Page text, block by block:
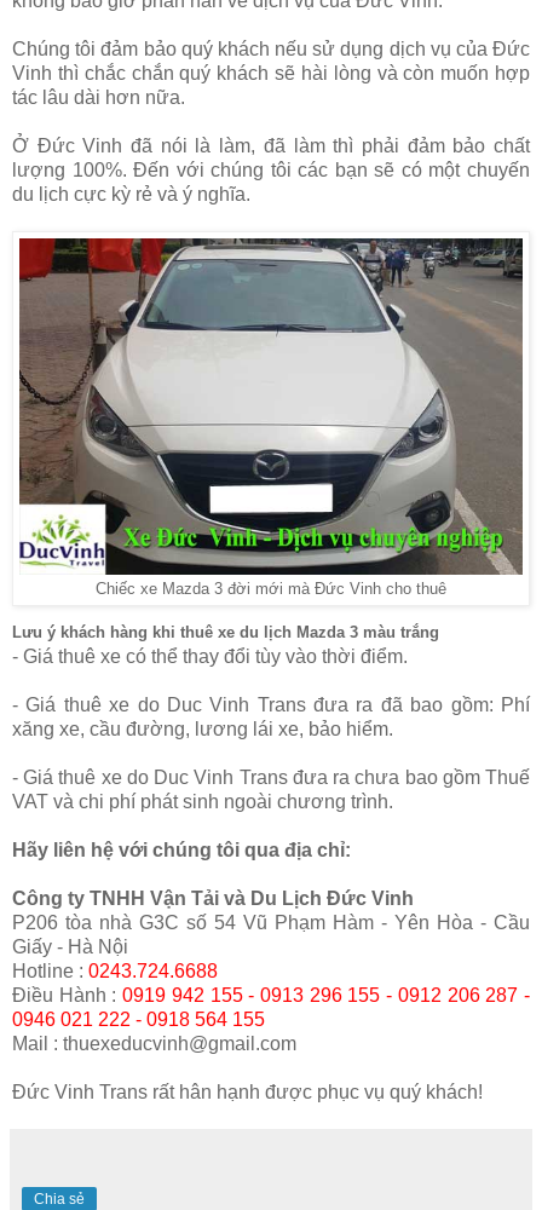
Chúng tôi đảm bảo quý khách nếu sử dụng dịch vụ của Đức
Vinh thì chắc chắn quý khách sẽ hài lòng và còn muốn hợp
tác lâu dài hơn nữa.
Ở Đức Vinh đã nói là làm, đã làm thì phải đảm bảo chất
lượng 100%. Đến với chúng tôi các bạn sẽ có một chuyến
du lịch cực kỳ rẻ và ý nghĩa.
Chiếc xe Mazda 3 đời mới mà Đức Vinh cho thuê
Lưu ý khách hàng khi thuê xe du lịch Mazda 3 màu trắng
- Giá thuê xe có thể thay đổi tùy vào thời điểm.
- Giá thuê xe do Duc Vinh Trans đưa ra đã bao gồm: Phí
xăng xe, cầu đường, lương lái xe, bảo hiểm.
- Giá thuê xe do Duc Vinh Trans đưa ra chưa bao gồm Thuế
VAT và chi phí phát sinh ngoài chương trình.
Hãy liên hệ với chúng tôi qua địa chỉ:
Công ty TNHH Vận Tải và Du Lịch Đức Vinh
P206 tòa nhà G3C số 54 Vũ Phạm Hàm - Yên Hòa - Cầu
Giấy - Hà Nội
Hotline : 0243.724.6688
Điều Hành :0919 942 155 - 0913 296 155 - 0912 206 287 -
0946 021 222 - 0918 564 155
Mail : thuexeducvinh@gmail.com
Đức Vinh Trans rất hân hạnh được phục vụ quý khách!
Chia sẻ